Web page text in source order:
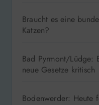
Braucht es eine
Bad Pyrmont/Lüdge: